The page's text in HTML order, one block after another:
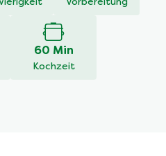
Vorbereitung
60 Min
Kochzeit